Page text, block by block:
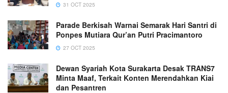
31 OCT 2025
Parade Berkisah Warnai Semarak Hari Santri di
Ponpes Mutiara Qur’an Putri Pracimantoro
27 OCT 2025
Dewan Syariah Kota Surakarta Desak TRANS7
Minta Maaf, Terkait Konten Merendahkan Kiai
dan Pesantren